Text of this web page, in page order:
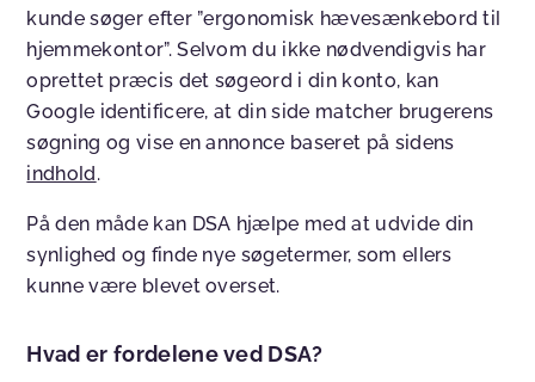
kunde søger efter ”ergonomisk hævesænkebord til
hjemmekontor”. Selvom du ikke nødvendigvis har
oprettet præcis det søgeord i din konto, kan
Google identificere, at din side matcher brugerens
søgning og vise en annonce baseret på sidens
indhold.
På den måde kan DSA hjælpe med at udvide din
synlighed og finde nye søgetermer, som ellers
kunne være blevet overset.
Hvad er fordelene ved DSA?